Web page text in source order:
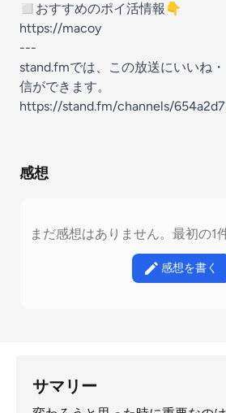
◻︎おすすめのポイ活情報👇
https://macoy
---
stand.fmでは、この放送にいいね
信ができます。
https://stand.fm/channels/
感想
まだ感想はありません。最初の1
感想を書く
サマリー